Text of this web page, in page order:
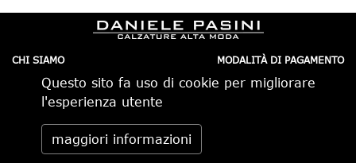
CHI SIAMO
CONTATTI
PRIVACY
MODALITÀ DI PAGAMENTO
SPEDIZIONI IN ITALIA
Daniele Pasini via Pietro Minghelli 10, 41058 Vignola (MO) -
Italia tel. 059.776650 — info@danielepasini.com P.IVA
Questo sito fa uso di cookie per migliorare
l'esperienza utente
maggiori informazioni